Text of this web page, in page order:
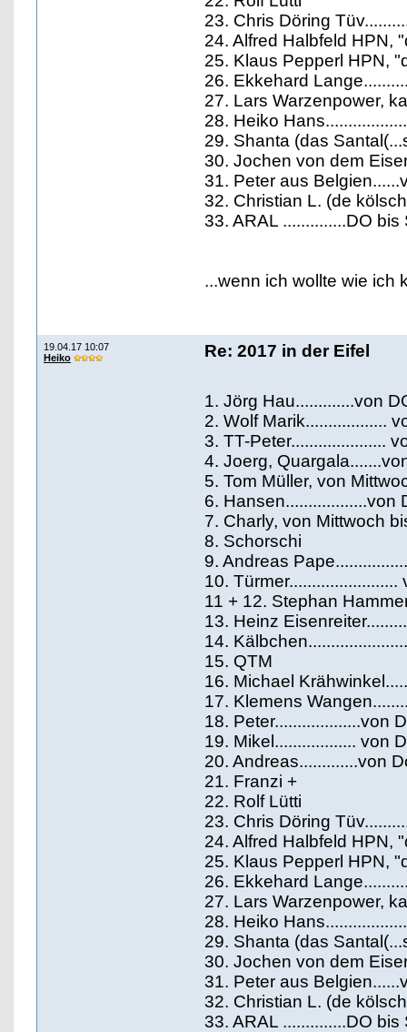
23. Chris Döring
24. Alfred Halbfeld HPN,
25. Klaus Pepperl HPN,
26. Ekkehard
27. Lars Warzenpower,
28. Heiko
29. Shanta (das
30. Jochen von dem
31. Peter aus
32. Christian L. (de
33. ARAL ..............DO
...wenn ich wollte wie ich
19.04.17 10:07
Heiko
Re: 2017 in der Eifel
1. Jörg Hau.............von
2. Wolf Marik..................
3. TT-Peter.....................
4. Joerg,
5. Tom Müller, von
6. Hansen..................von
7. Charly, von Mittwoch
8. Schorschi
9. Andreas
10.
11 + 12. Stephan
13. Heinz
14.
15. QTM
16. Michael
17. Klemens
18. Peter...................von
19. Mikel.................. von
20. Andreas.............von
21. Franzi +
22. Rolf Lütti
23. Chris Döring
24. Alfred Halbfeld HPN,
25. Klaus Pepperl HPN,
26. Ekkehard
27. Lars Warzenpower,
28. Heiko
29. Shanta (das
30. Jochen von dem
31. Peter aus
32. Christian L. (de
33. ARAL ..............DO